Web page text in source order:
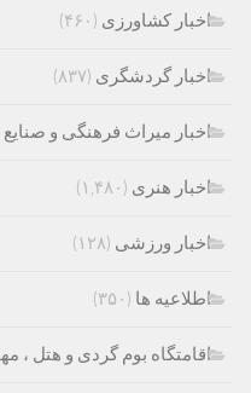
اخبار کشاورزی (۴۶۰)
اخبار گردشگری (۸۳۷)
اخبار میراث فرهنگی و
اخبار هنری (۱,۴۸۰)
اخبار ورزشی (۱۲۸)
اطلاعیه ها (۳۵۰)
اقامتگاه بوم گردی و هتل ،